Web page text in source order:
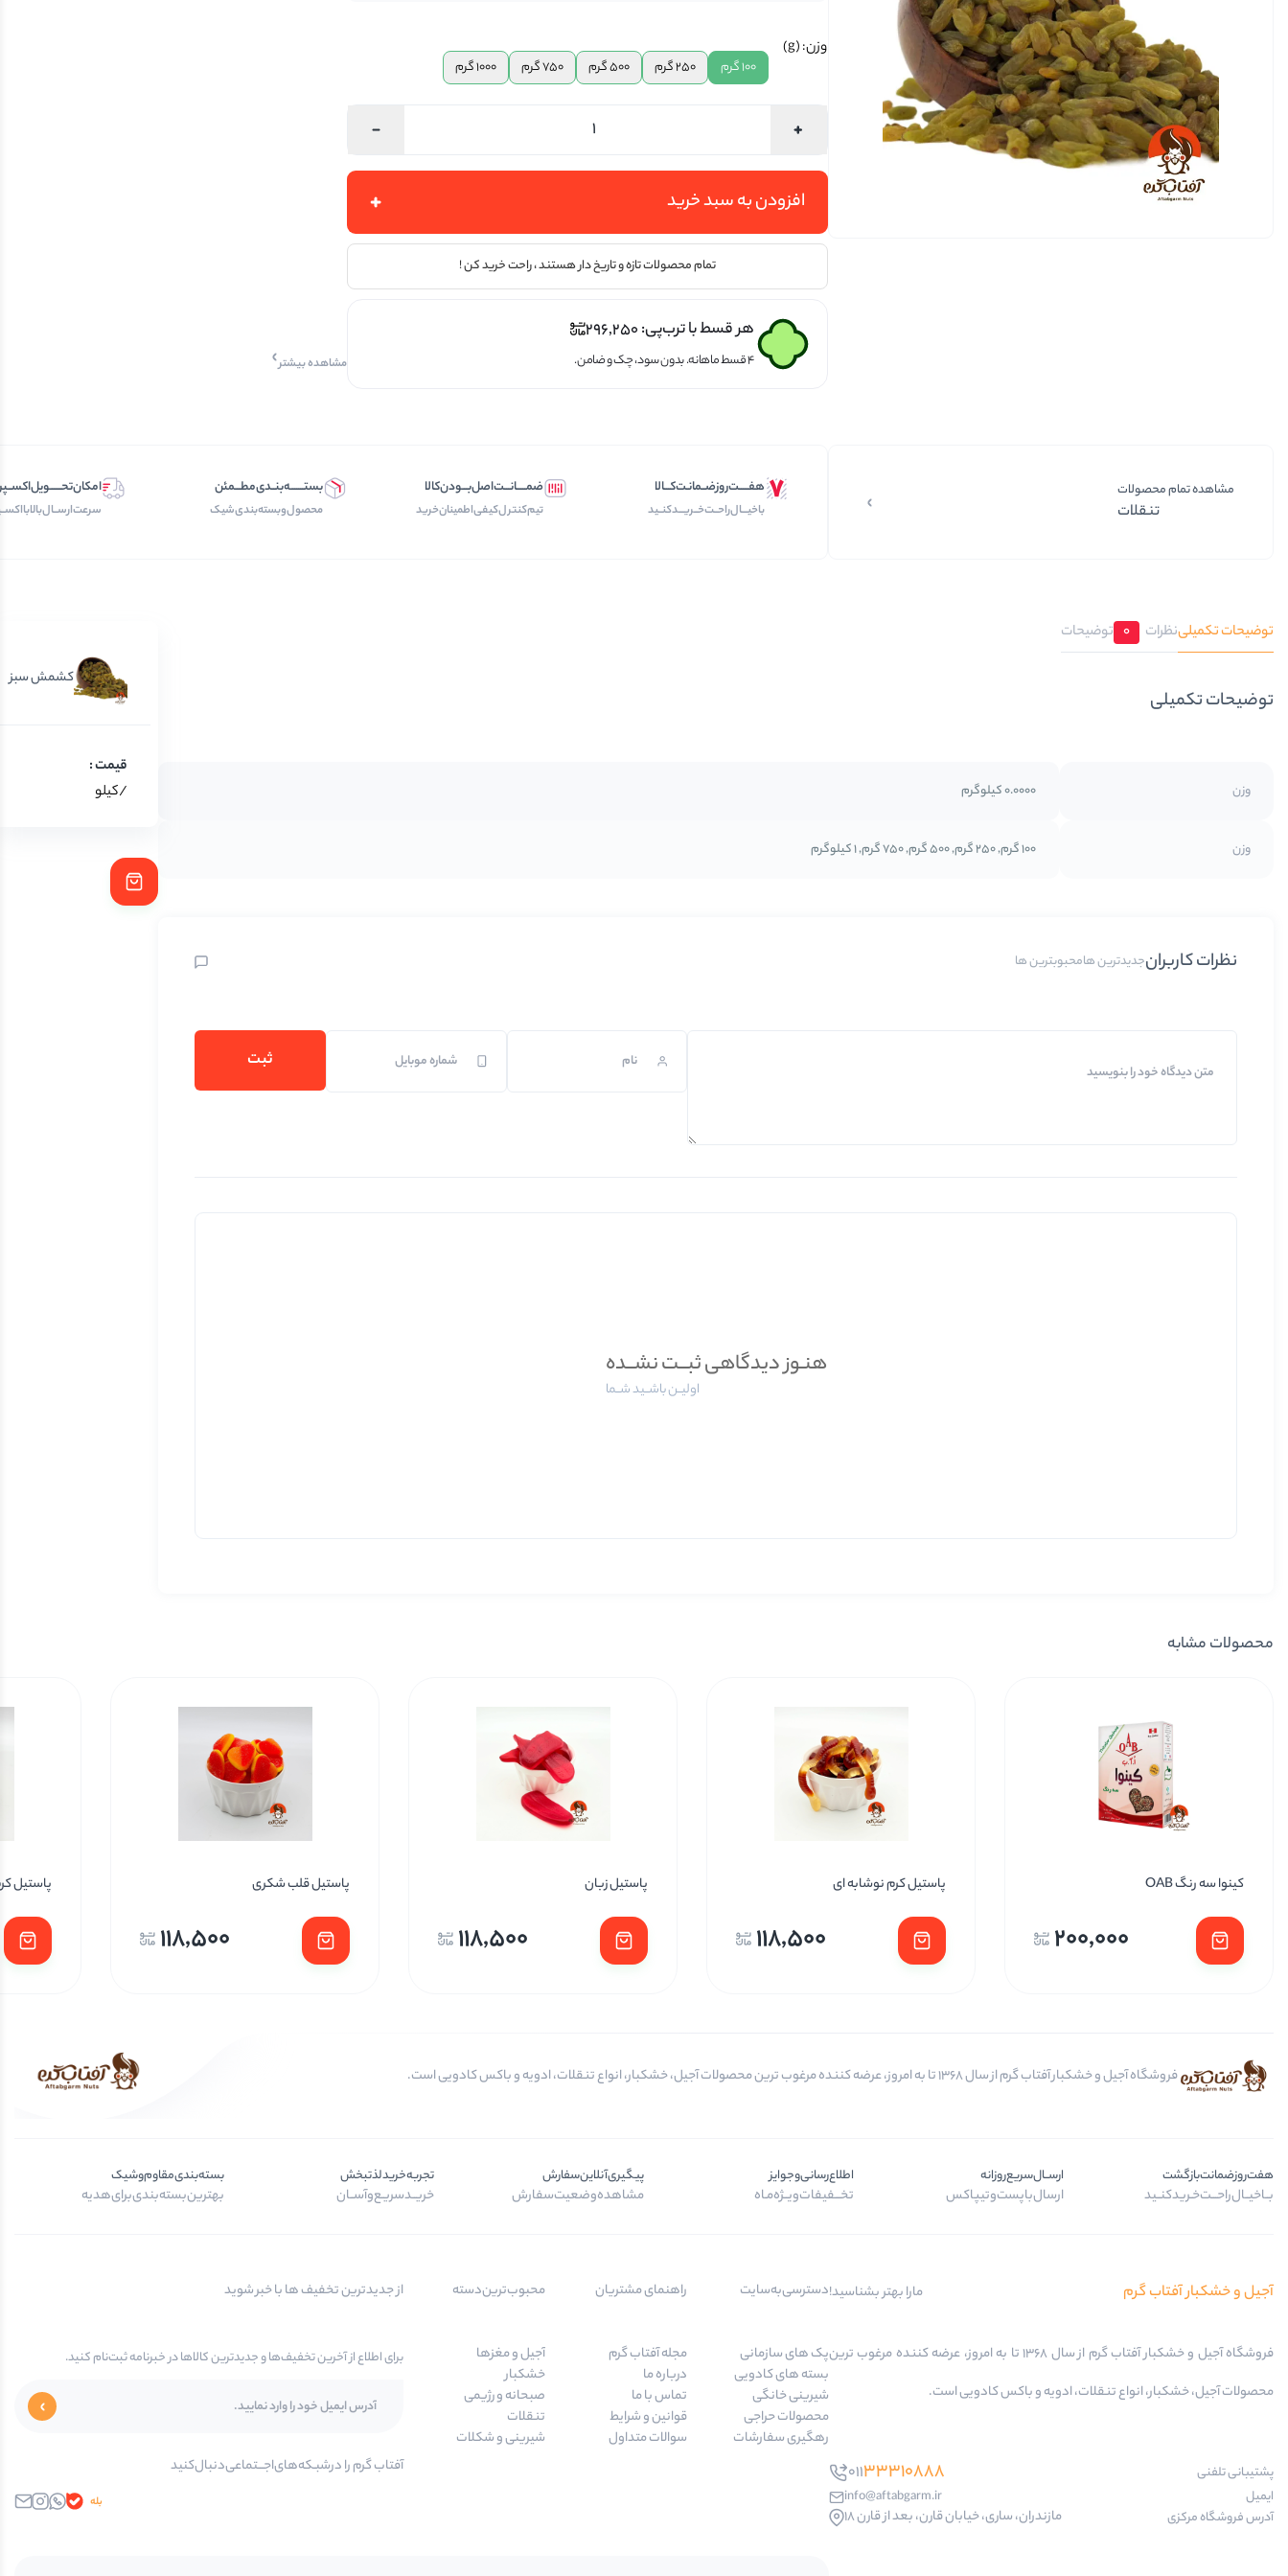
وزن: (g)
100 گرم 250 گرم 500 گرم 750 گرم 1000 گرم
افزودن به سبد خرید
تمام محصولات تازه و تاریخ دار هستند ، راحت خرید کن !
هر قسط با ترب‌پی:296,250
۴ قسط ماهانه. بدون سود، چک و ضامن. مشاهده بیشتر
مشاهده تمام محصولات
تنقلات
هفـــــت‌روز‌ضــمانـت‌کـــالا
با‌خیـــال‌راحــت‌‌‌خــریـــد‌کنــید
ضمـــــانـــت‌اصل‌بـــودن‌کالا
تیم‌کنترل‌کیفی‌اطمینان‌خرید
بستـــــــه‌بنــدی‌مطـــمئن
محصول‌و‌بسته‌بندی‌‌شیک
توضیحات تکمیلینظرات 0 توضیحات
توضیحات تکمیلی
وزن 0.0000 کیلوگرم
وزن 100 گرم, 250 گرم, 500 گرم, 750 گرم, 1 کیلوگرم
نظرات کاربرانجدیدترین هامحبوبترین ها
هنـوز دیدگاهی ثبــت نشــده
اولیــن باشــید شــما
کشمش سبز
/کیلو
محصولات مشابه
کینوا سه رنگ OAB
200,000
پاستیل کرم نوشابه ای
118,500
پاستیل زبان
118,500
پاستیل قلب شکری
118,500
پاستیل
فروشگاه آجیل و خشکبار آفتاب گرم از سال 1368 تا به امروز، عرضه کننده مرغوب ترین محصولات آجیل، خشکبار، انواع تنقلات، ادویه و باکس کادویی است.
هفت‌روز‌ضمانت‌بازگشت
بــا‌خیــال‌راحـــت‌خـرید‌کنــید
ارســال‌سریع‌روزانه
ارسال‌با‌پست‌و‌تیپاکس
اطلاع‌رسانی‌و‌جوایز
تخـــفیفات‌ویــژه‌مـاه
پیگیری‌آنلاین‌سفارش
مشاهده‌وضعیت‌سفارش
تجربه‌خرید‌لذتبخش
خریــد‌سریـع‌و‌آســان
بسته‌بندی‌مقاوم‌وشیک
بهترین‌بسته‌بندی‌برای‌هدیه
آجیل و خشکبار آفتاب گرم مارا بهتر بشناسید!
فروشگاه آجیل و خشکبار آفتاب گرم از سال 1368 تا به امروز، عرضه کننده مرغوب ترین
محصولات آجیل، خشکبار، انواع تنقلات، ادویه و باکس کادویی است.
پشتیبانی تلفنی 01133310888
ایمیل
info@aftabgarm.ir
آدرس‌ فروشگاه مرکزی
مازندران، ساری، خیابان قارن، بعد از قارن 18
دسترسی‌به‌سایت
پک های سازمانی
بسته های کادویی
شیرینی خانگی
محصولات حراجی
رهگیری سفارشات
راهنمای مشتریان
مجله آفتاب گرم
درباره ما
تماس با ما
قوانین و شرایط
سوالات متداول
محبوب‌ترین‌دسته‌
آجیل و مغزها
خشکبار
صبحانه و رژیمی
تنقلات
شیرینی و شکلات
از جدیدترین تخفیف ها با خبر شوید
برای اطلاع از آخرین تخفیف‌ها و جدیدترین کالاها در خبرنامه ثبت‌نام کنید.
آفتاب گرم را در‌‌شبـکه‌های‌اجـــتماعی‌دنبال‌کنید
بلهواتساپ
اینستاگرامایمیل